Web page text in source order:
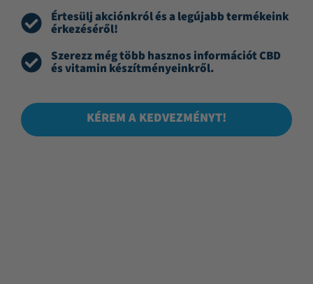
Értesülj akciónkról és a legújabb termékeink
érkezéséről!
Szerezz még több hasznos információt CBD
és vitamin készítményeinkről.
KÉREM A KEDVEZMÉNYT!